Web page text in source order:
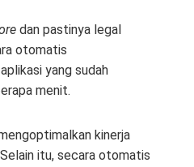
dan pastinya legal
otomatis
yang sudah
menit.
kinerja
itu, secara otomatis